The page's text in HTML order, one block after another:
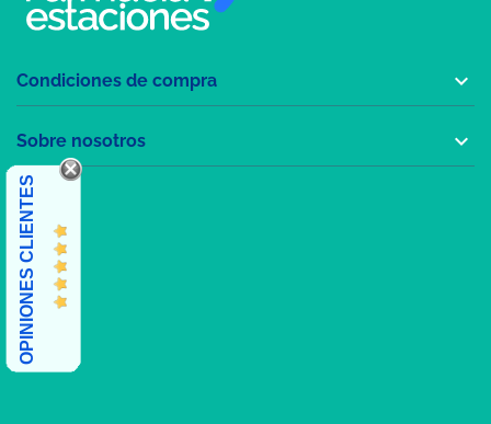
Condiciones de compra 
Sobre nosotros 
OPINIONES CLIENTES